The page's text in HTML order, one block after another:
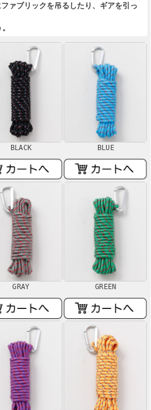
ァブリックを吊るしたり、ギアを引っ
BLACK BLUE
GRAY GREEN